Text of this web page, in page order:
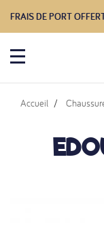
FRAIS DE PORT
Accueil